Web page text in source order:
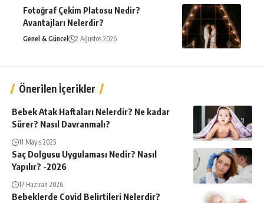
Fotoğraf Çekim Platosu Nedir?
Avantajları Nelerdir?
Genel & Güncel 2 Ağustos 2026
Önerilen İçerikler
Bebek Atak Haftaları Nelerdir? Ne kadar
Sürer? Nasıl Davranmalı?
11 Mayıs 2025
Saç Dolgusu Uygulaması Nedir? Nasıl
Yapılır? -2026
17 Haziran 2026
Bebeklerde Covid Belirtileri Nelerdir?